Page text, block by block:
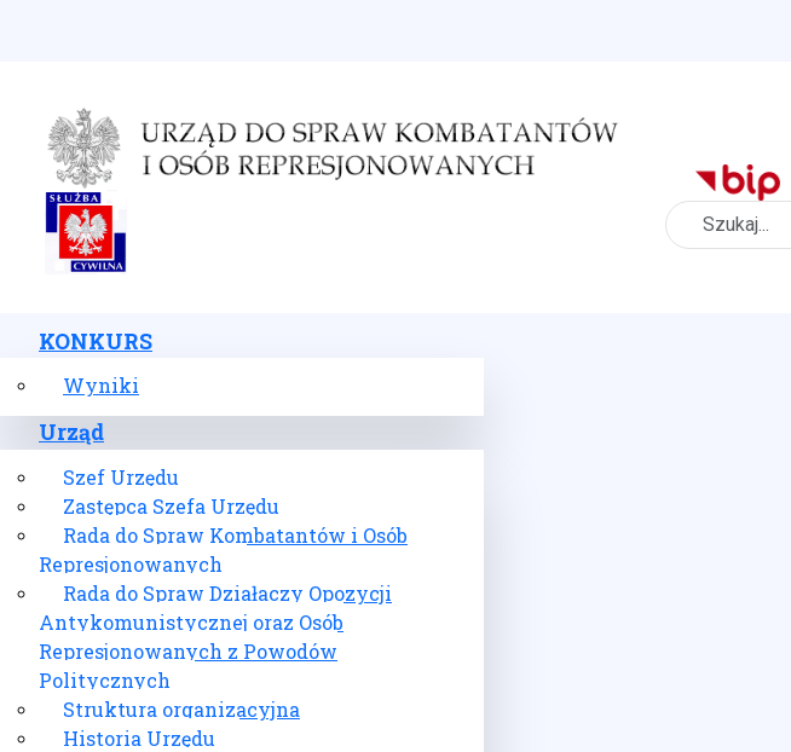
Szukaj
KONKURS
Wyniki
Urząd
Szef Urzędu
Zastępca Szefa Urzędu
Rada do Spraw Kombatantów i Osób
Represjonowanych
Rada do Spraw Działaczy Opozycji
Antykomunistycznej oraz Osób
Represjonowanych z Powodów
Politycznych
Struktura organizacyjna
Historia Urzędu